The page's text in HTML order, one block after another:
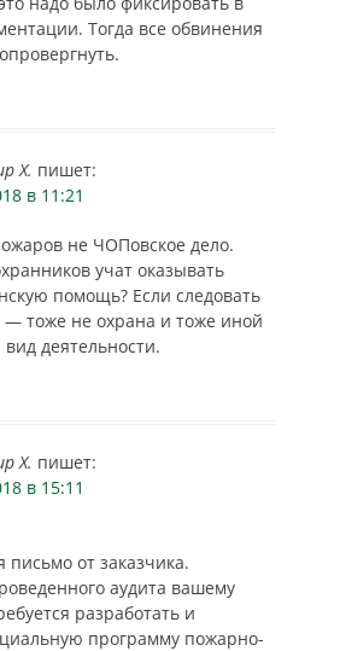
Тогда все обвинения
Х. пишет:
в 11:21
не ЧОПовское дело.
учат оказывать
помощь? Если следовать
— тоже не охрана и тоже иной
деятельности.
Х. пишет:
в 15:11
письмо от заказчика.
аудита вашему
разработать и
программу пожарно-